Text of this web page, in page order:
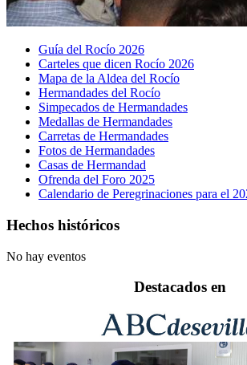
Guía del Rocío 2026
Carteles que dicen Rocío 2026
Mapa de la Aldea del Rocío
Hermandades del Rocío
Simpecados de Hermandades
Medallas de Hermandades
Carretas de Hermandades
Fotos de Hermandades
Casas de Hermandad
Ofrenda del Foro 2025
Calendario de Peregrinaciones para el
Hechos históricos
No hay eventos
Destacados en